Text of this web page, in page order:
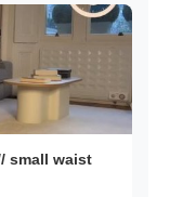
small waist